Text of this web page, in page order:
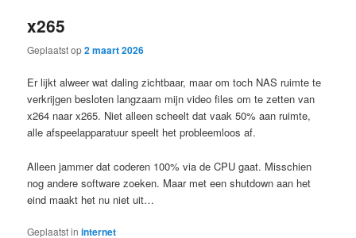
x265
Geplaatst op2 maart 2026
Er lijkt alweer wat daling zichtbaar, maar om toch NAS ruimte te
verkrijgen besloten langzaam mijn video files om te zetten van
x264 naar x265. Niet alleen scheelt dat vaak 50% aan ruimte,
alle afspeelapparatuur speelt het probleemloos af.
Alleen jammer dat coderen 100% via de CPU gaat. Misschien
nog andere software zoeken. Maar met een shutdown aan het
eind maakt het nu niet uit…
Geplaatst in internet